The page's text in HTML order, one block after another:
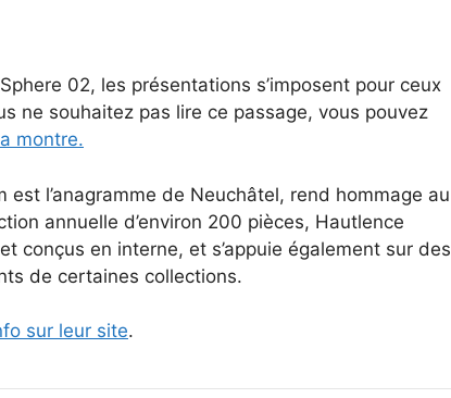
02, les présentations s’imposent pour ceux
ne souhaitez pas lire ce passage, vous pouvez
montre.
l’anagramme de Neuchâtel, rend hommage au
annuelle d’environ 200 pièces, Hautlence
conçus en interne, et s’appuie également sur des
de certaines collections.
sur leur site.